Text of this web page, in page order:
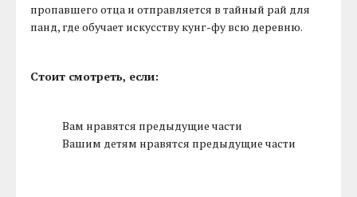
пропавшего отца и отправляется в тайный рай для
панд, где обучает искусству кунг-фу всю деревню.
Стоит смотреть, если:
Вам нравятся предыдущие части
Вашим детям нравятся предыдущие части